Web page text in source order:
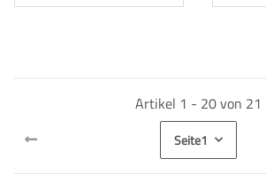
Artikel 1 - 20 von 21
Seite1